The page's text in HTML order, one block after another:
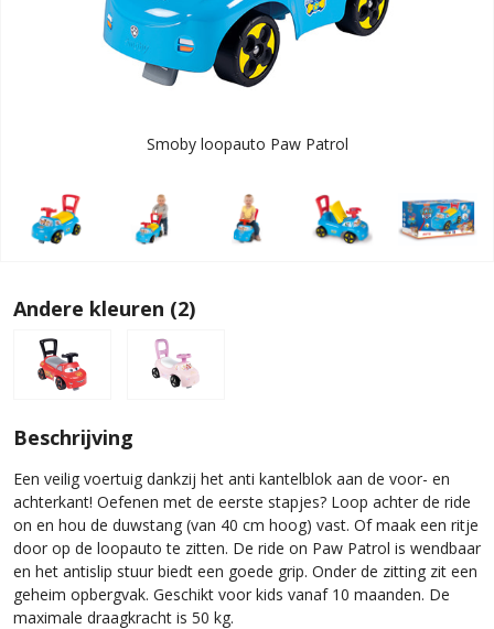
Smoby loopauto Paw Patrol
Andere kleuren (2)
Beschrijving
Een veilig voertuig dankzij het anti kantelblok aan de voor- en
achterkant! Oefenen met de eerste stapjes? Loop achter de ride
on en hou de duwstang (van 40 cm hoog) vast. Of maak een ritje
door op de loopauto te zitten. De ride on Paw Patrol is wendbaar
en het antislip stuur biedt een goede grip. Onder de zitting zit een
geheim opbergvak. Geschikt voor kids vanaf 10 maanden. De
maximale draagkracht is 50 kg.